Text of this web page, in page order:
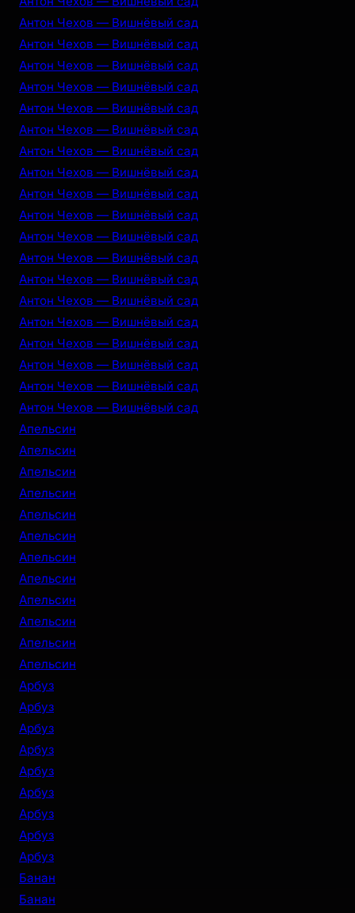
Антон Чехов — Вишнёвый сад
Антон Чехов — Вишнёвый сад
Антон Чехов — Вишнёвый сад
Антон Чехов — Вишнёвый сад
Антон Чехов — Вишнёвый сад
Антон Чехов — Вишнёвый сад
Антон Чехов — Вишнёвый сад
Антон Чехов — Вишнёвый сад
Антон Чехов — Вишнёвый сад
Антон Чехов — Вишнёвый сад
Антон Чехов — Вишнёвый сад
Антон Чехов — Вишнёвый сад
Антон Чехов — Вишнёвый сад
Антон Чехов — Вишнёвый сад
Антон Чехов — Вишнёвый сад
Антон Чехов — Вишнёвый сад
Антон Чехов — Вишнёвый сад
Антон Чехов — Вишнёвый сад
Антон Чехов — Вишнёвый сад
Апельсин
Апельсин
Апельсин
Апельсин
Апельсин
Апельсин
Апельсин
Апельсин
Апельсин
Апельсин
Апельсин
Апельсин
Арбуз
Арбуз
Арбуз
Арбуз
Арбуз
Арбуз
Арбуз
Арбуз
Арбуз
Банан
Банан